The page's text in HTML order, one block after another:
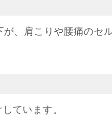
、肩こりや腰痛のセ
ています。